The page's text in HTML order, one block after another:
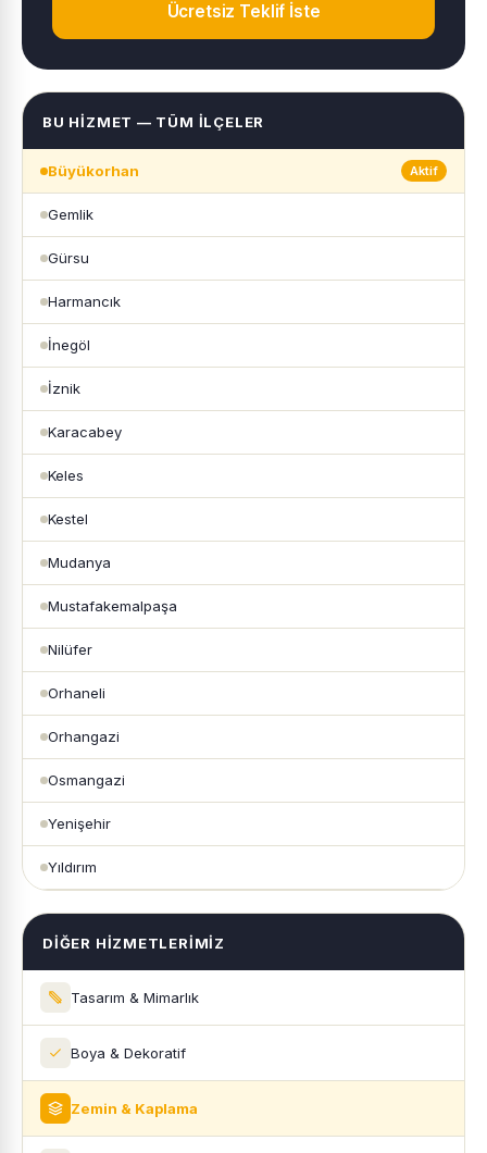
Ücretsiz Teklif İste
BU HIZMET — TÜM İLÇELER
Büyükorhan Aktif
Gemlik
Gürsu
Harmancık
İnegöl
İznik
Karacabey
Keles
Kestel
Mudanya
Mustafakemalpaşa
Nilüfer
Orhaneli
Orhangazi
Osmangazi
Yenişehir
Yıldırım
DIĞER HIZMETLERIMIZ
Tasarım & Mimarlık
Boya & Dekoratif
Zemin & Kaplama